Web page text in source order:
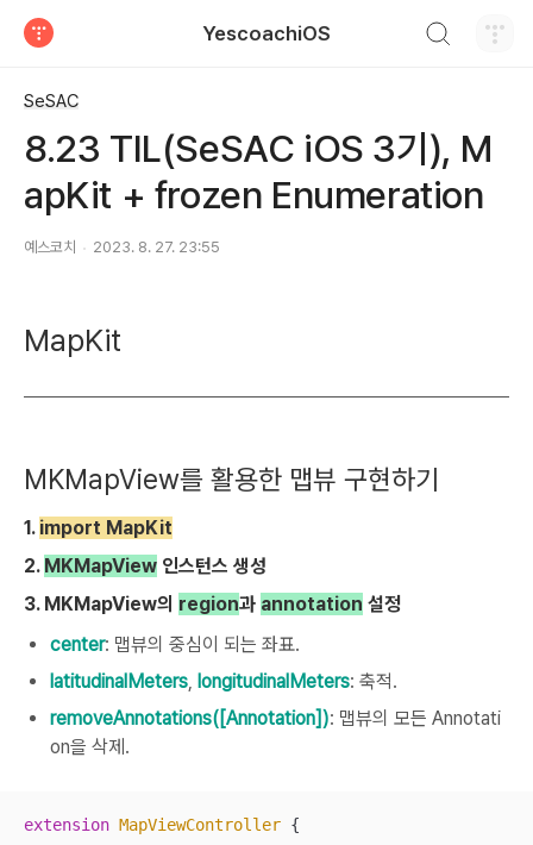
YescoachiOS
SeSAC
8.23 TIL(SeSAC iOS 3기), M
apKit + frozen Enumeration
예스코치 2023. 8. 27. 23:55
MapKit
MKMapView를 활용한 맵뷰 구현하기
1. import MapKit
2. MKMapView 인스턴스 생성
3. MKMapView의 region과 annotation 설정
center: 맵뷰의 중심이 되는 좌표.
latitudinalMeters, longitudinalMeters: 축적.
removeAnnotations([Annotation]): 맵뷰의 모든 Annotati
on을 삭제.
extension MapViewController {